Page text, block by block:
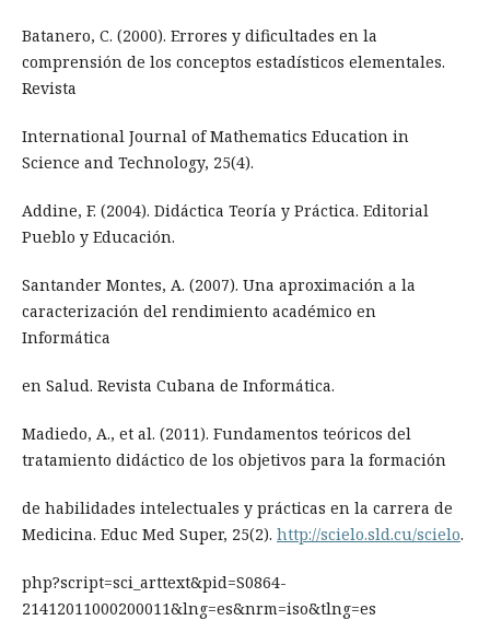
Batanero, C. (2000). Errores y dificultades en la
comprensión de los conceptos estadísticos elementales.
Revista
International Journal of Mathematics Education in
Science and Technology, 25(4).
Addine, F. (2004). Didáctica Teoría y Práctica. Editorial
Pueblo y Educación.
Santander Montes, A. (2007). Una aproximación a la
caracterización del rendimiento académico en
Informática
en Salud. Revista Cubana de Informática.
Madiedo, A., et al. (2011). Fundamentos teóricos del
tratamiento didáctico de los objetivos para la formación
de habilidades intelectuales y prácticas en la carrera de
Medicina. Educ Med Super, 25(2). http://scielo.sld.cu/scielo.
php?script=sci_arttext&pid=S0864-
21412011000200011&lng=es&nrm=iso&tlng=es